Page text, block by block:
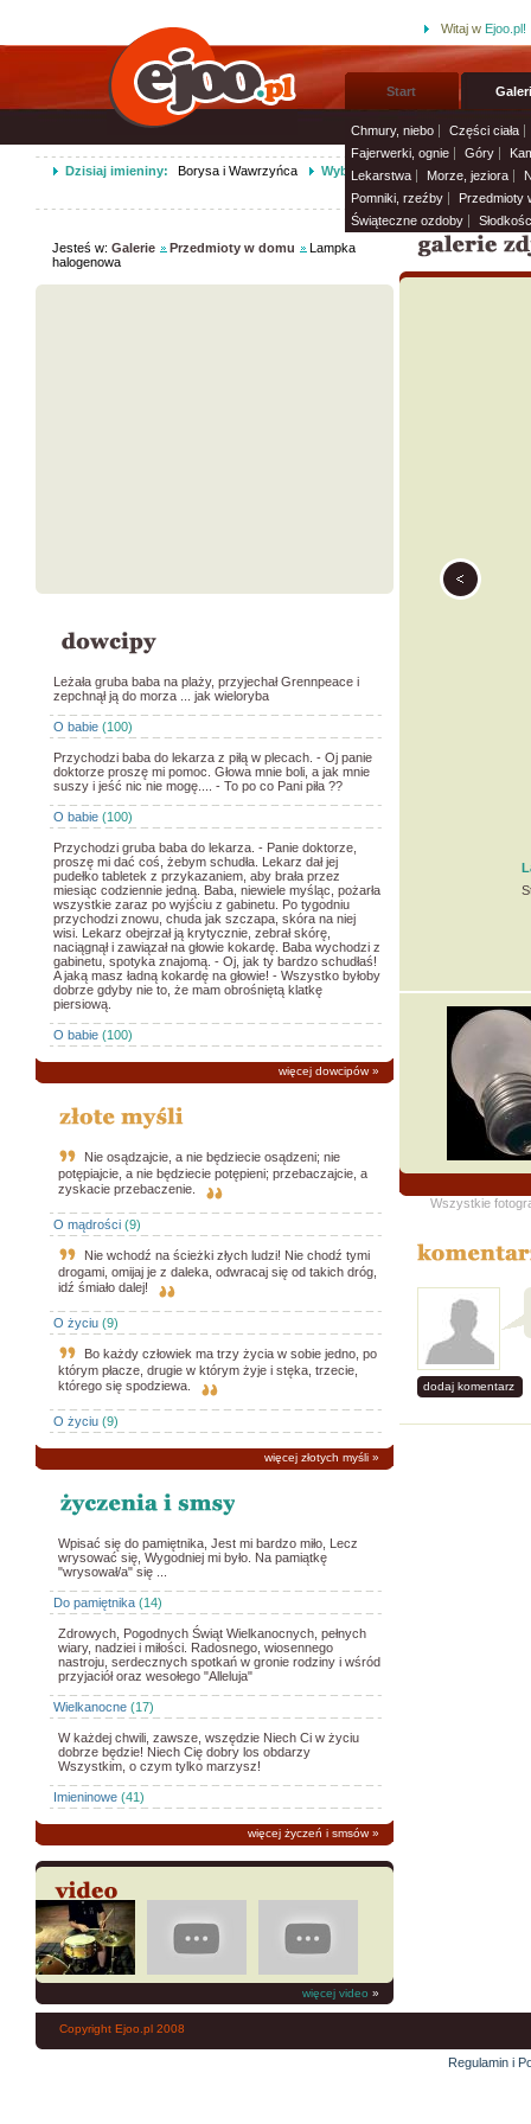
Witaj w Ejoo.pl!
Start
Chmury, niebo
Części ciała
Fajerwerki, ognie
Góry
Lekarstwa
Morze, jeziora
Pomniki, rzeźby
Przedmioty
Świąteczne ozdoby
Dzisiaj imieniny: Borysa i Wawrzyńca Wybierz życzenia imieninowe i
Jesteś w:Galerie Przedmioty w domu
Lampka
halogenowa
Leżała gruba baba na plaży, przyjechał Grennpeace i
zepchnął ją do morza ... jak wieloryba
O babie (100)
Przychodzi baba do lekarza z piłą w plecach. - Oj panie
doktorze proszę mi pomoc. Głowa mnie boli, a jak mnie
suszy i jeść nic nie mogę.... - To po co Pani piła ??
O babie (100)
Przychodzi gruba baba do lekarza. - Panie doktorze,
proszę mi dać coś, żebym schudła. Lekarz dał jej
pudełko tabletek z przykazaniem, aby brała przez
miesiąc codziennie jedną. Baba, niewiele myśląc, pożarła
wszystkie zaraz po wyjściu z gabinetu. Po tygodniu
przychodzi znowu, chuda jak szczapa, skóra na niej
wisi. Lekarz obejrzał ją krytycznie, zebrał skórę,
naciągnął i zawiązał na głowie kokardę. Baba wychodzi z
gabinetu, spotyka znajomą. - Oj, jak ty bardzo schudłaś!
A jaką masz ładną kokardę na głowie! - Wszystko byłoby
dobrze gdyby nie to, że mam obrośniętą klatkę
piersiową.
O babie (100)
więcej dowcipów»
Nie osądzajcie, a nie będziecie osądzeni; nie
potępiajcie, a nie będziecie potępieni; przebaczajcie, a
zyskacie przebaczenie.
O mądrości (9)
Nie wchodź na ścieżki złych ludzi! Nie chodź tymi
drogami, omijaj je z daleka, odwracaj się od takich dróg,
idź śmiało dalej!
O życiu (9)
Bo każdy człowiek ma trzy życia w sobie jedno, po
którym płacze, drugie w którym żyje i stęka, trzecie,
którego się spodziewa.
O życiu (9)
więcej złotych myśli »
Wpisać się do pamiętnika, Jest mi bardzo miło, Lecz
wrysować się, Wygodniej mi było. Na pamiątkę
"wrysował/a" się ...
Do pamiętnika (14)
Zdrowych, Pogodnych Świąt Wielkanocnych, pełnych
wiary, nadziei i miłości. Radosnego, wiosennego
nastroju, serdecznych spotkań w gronie rodziny i wśród
przyjaciół oraz wesołego "Alleluja"
Wielkanocne (17)
W każdej chwili, zawsze, wszędzie Niech Ci w życiu
dobrze będzie! Niech Cię dobry los obdarzy
Wszystkim, o czym tylko marzysz!
Imieninowe (41)
więcej życzeń i smsów»
więcej video »
Wszystkie
dodaj komentarz
Copyright Ejoo.pl 2008
Regulamin i